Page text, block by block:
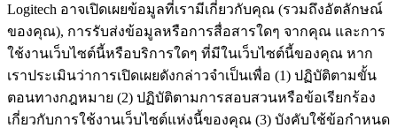
Logitech อาจเปิดเผยข้อมูลที่เรามีเกี่ยวกับคุณ (รวมถึงอัตลักษณ์
ของคุณ), การรับส่งข้อมูลหรือการสื่อสารใดๆ จากคุณ และการ
ใช้งานเว็บไซต์นี้หรือบริการใดๆ ที่มีในเว็บไซต์นี้ของคุณ หาก
เราประเมินว่าการเปิดเผยดังกล่าวจำเป็นเพื่อ (1) ปฏิบัติตามขั้น
ตอนทางกฎหมาย (2) ปฏิบัติตามการสอบสวนหรือข้อเรียกร้อง
เกี่ยวกับการใช้งานเว็บไซต์แห่งนี้ของคุณ (3) บังคับใช้ข้อกำหนด